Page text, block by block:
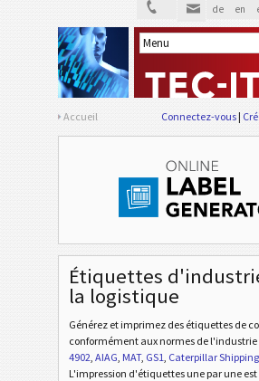
de en
Accueil Connectez-vous
Étiquettes
la logistique
Générez et imprimez des étiquettes de
conformément aux normes de l'industrie
4902, AIAG, MAT, GS1, Caterpillar
L'impression d'étiquettes une par une est
VDA 4902
VDA VDA 4992
VDA VDA 4994
Ford GTL
Étiquettes AIAG
A Étiquettes Autoliv
Volkswagen GTL
GM General Motors